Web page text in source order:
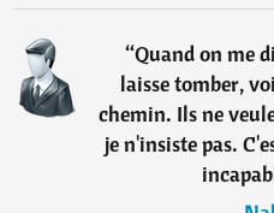
“Quand on me
laisse tomber,
chemin. Ils ne
je n'insiste pas.